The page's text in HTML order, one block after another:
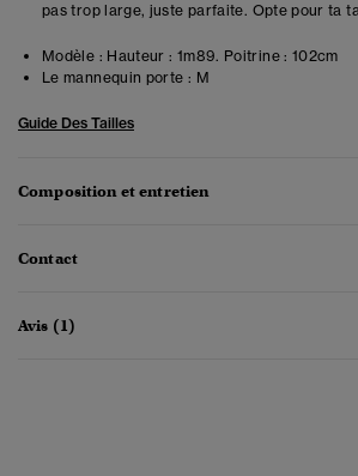
pas trop large, juste parfaite. Opte pour ta
Modèle : Hauteur : 1m89. Poitrine : 102cm
Le mannequin porte : M
Guide Des Tailles
Composition et entretien
Contact
Avis (1)